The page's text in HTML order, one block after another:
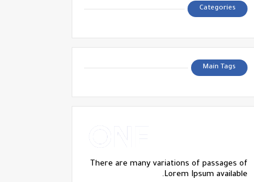
Categories
Main Tags
There are many variations of passages of
Lorem Ipsum available.